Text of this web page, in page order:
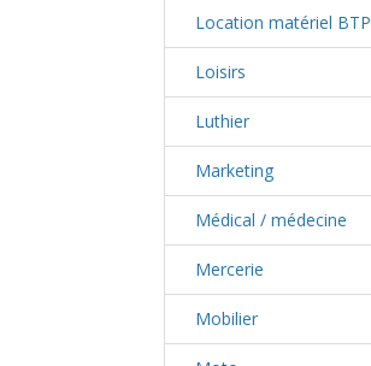
Location matériel BTP
Loisirs
Luthier
Marketing
Médical / médecine
Mercerie
Mobilier